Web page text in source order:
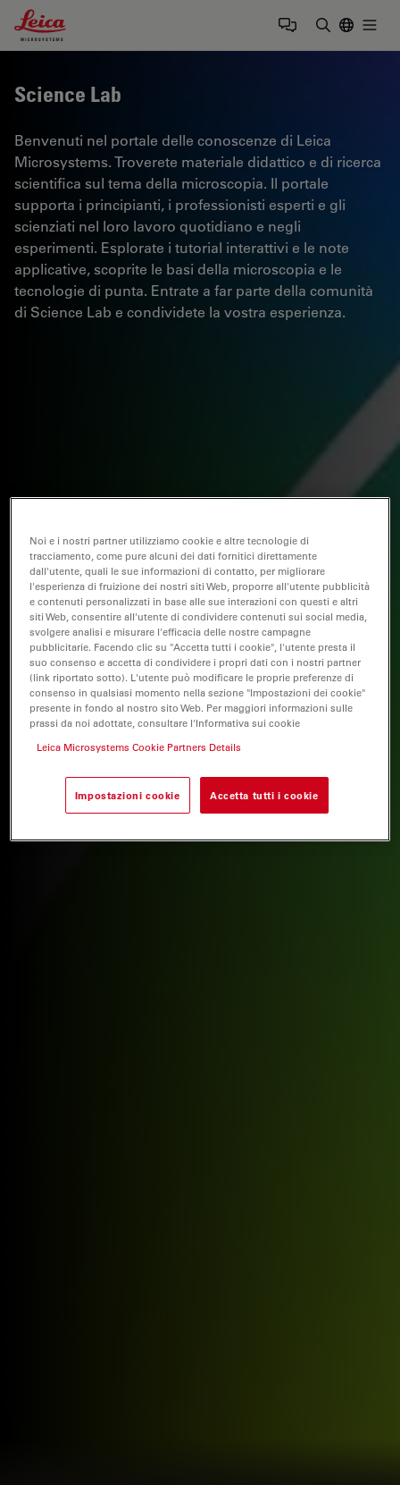
Leica Microsystems Logo
Science Lab
Benvenuti nel portale delle conoscenze di Leica
Microsystems. Troverete materiale didattico e di ricerca
scientifica sul tema della microscopia. Il portale
supporta i principianti, i professionisti esperti e gli
scienziati nel loro lavoro quotidiano e negli
esperimenti. Esplorate i tutorial interattivi e le note
applicative, scoprite le basi della microscopia e le
tecnologie di punta. Entrate a far parte della comunità
di Science Lab e condividete la vostra esperienza.
Noi e i nostri partner utilizziamo cookie e altre tecnologie di
tracciamento, come pure alcuni dei dati fornitici direttamente
dall'utente, quali le sue informazioni di contatto, per migliorare
l'esperienza di fruizione dei nostri siti Web, proporre all'utente pubblicità
e contenuti personalizzati in base alle sue interazioni con questi e altri
siti Web, consentire all'utente di condividere contenuti sui social media,
svolgere analisi e misurare l'efficacia delle nostre campagne
pubblicitarie. Facendo clic su "Accetta tutti i cookie", l'utente presta il
suo consenso e accetta di condividere i propri dati con i nostri partner
(link riportato sotto). L'utente può modificare le proprie preferenze di
consenso in qualsiasi momento nella sezione "Impostazioni dei cookie"
presente in fondo al nostro sito Web. Per maggiori informazioni sulle
prassi da noi adottate, consultare l'Informativa sui cookie
Leica Microsystems Cookie Partners Details
Impostazioni cookie Accetta tutti i cookie